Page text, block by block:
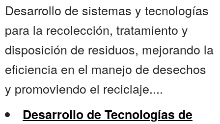
Desarrollo de sistemas y tecnologías
para la recolección, tratamiento y
disposición de residuos, mejorando la
eficiencia en el manejo de desechos
y promoviendo el reciclaje....
Desarrollo de Tecnologías de